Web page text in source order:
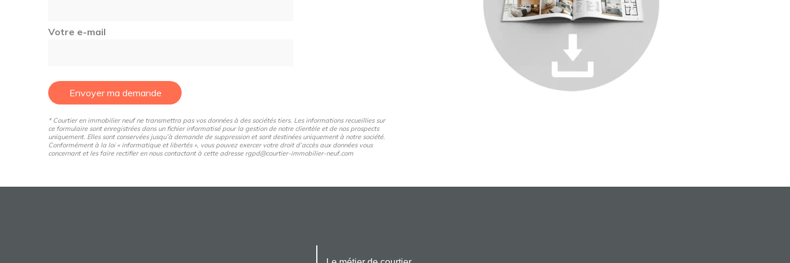
Votre e-mail
Envoyer ma demande
* Courtier en immobilier neuf ne transmettra pas vos données à des sociétés tiers. Les informations recueillies sur
ce formulaire sont enregistrées dans un fichier informatisé pour la gestion de notre clientèle et de nos prospects
uniquement. Elles sont conservées jusqu’à demande de suppression et sont destinées uniquement à notre société.
Conformément à la loi « informatique et libertés », vous pouvez exercer votre droit d’accès aux données vous
concernant et les faire rectifier en nous contactant à cette adresse rgpd@courtier-immobilier-neuf.com